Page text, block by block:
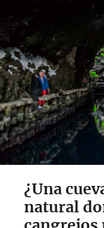
¿Una
natural